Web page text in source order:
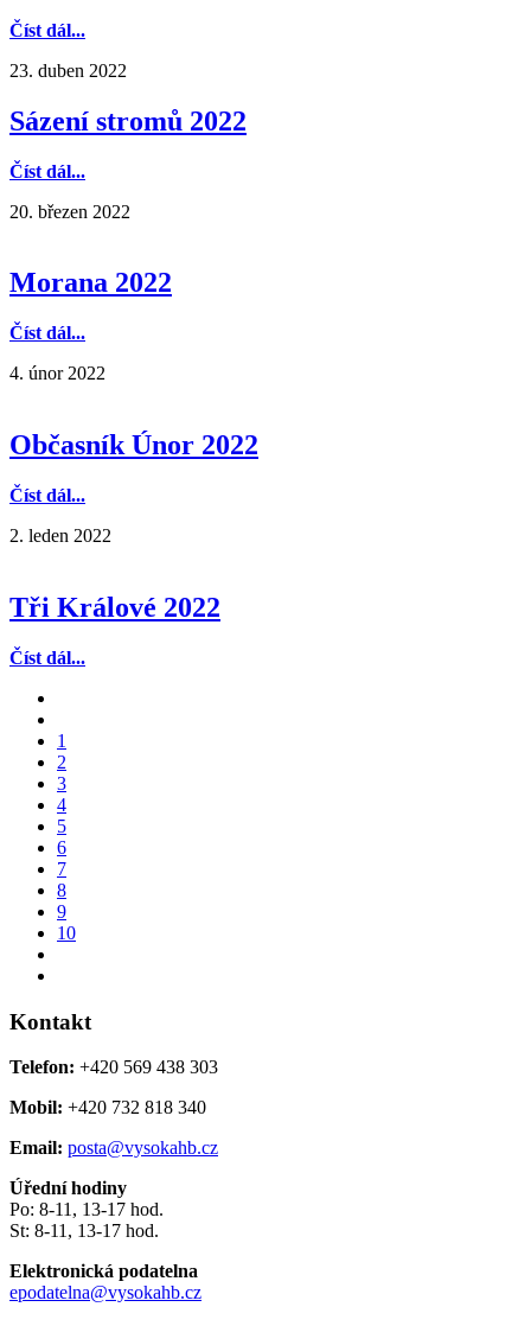
Číst dál...
23. duben 2022
Sázení stromů 2022
Číst dál...
20. březen 2022
Morana 2022
Číst dál...
4. únor 2022
Občasník Únor 2022
Číst dál...
2. leden 2022
Tři Králové 2022
Číst dál...
1
2
3
4
5
6
7
8
9
10
Kontakt
Telefon: +420 569 438 303
Mobil: +420 732 818 340
Email: posta@vysokahb.cz
Úřední hodiny
Po: 8-11, 13-17 hod.
St: 8-11, 13-17 hod.
Elektronická podatelna
epodatelna@vysokahb.cz